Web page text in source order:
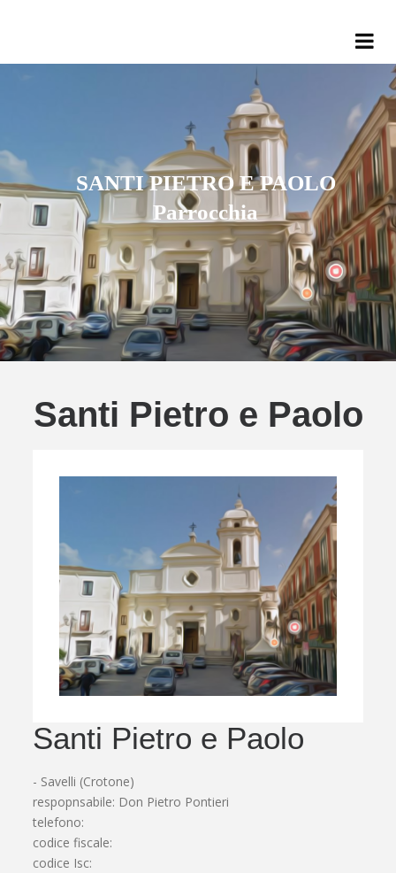
SANTI PIETRO E PAOLO
Parrocchia
Santi Pietro e Paolo
Santi Pietro e Paolo
- Savelli (Crotone)
respopnsabile: Don Pietro Pontieri
telefono:
codice fiscale:
codice Isc: